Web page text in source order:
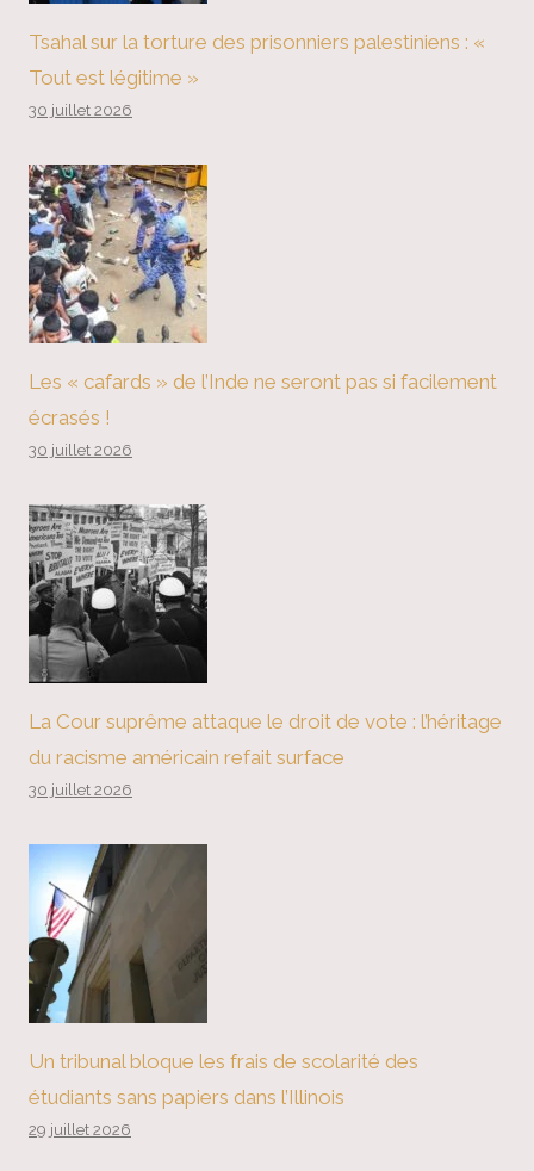
Tsahal sur la torture des prisonniers palestiniens : «
Tout est légitime »
30 juillet 2026
Les « cafards » de l’Inde ne seront pas si facilement
écrasés !
30 juillet 2026
La Cour suprême attaque le droit de vote : l’héritage
du racisme américain refait surface
30 juillet 2026
Un tribunal bloque les frais de scolarité des
étudiants sans papiers dans l’Illinois
29 juillet 2026